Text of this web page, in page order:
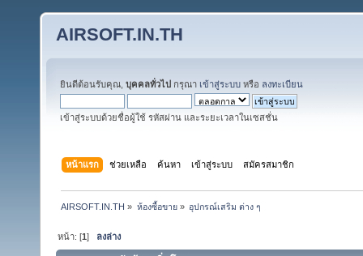
AIRSOFT.IN.TH
ยินดีต้อนรับคุณ, บุคคลทั่วไป กรุณา เข้าสู่ระบบ หรือ ลงทะเบียน
เข้าสู่ระบบด้วยชื่อผู้ใช้ รหัสผ่าน และระยะเวลาในเซสชั่น
หน้าแรก ช่วยเหลือ ค้นหา เข้าสู่ระบบ สมัครสมาชิก
AIRSOFT.IN.TH » ห้องซื้อขาย» อุปกรณ์เสริม ต่าง ๆ
หน้า: [1] ลงล่าง